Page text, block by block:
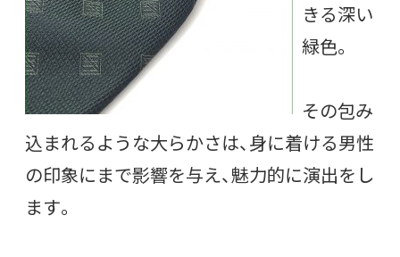
きる深い
緑色。
その包み
込まれるような大らかさは、身に着ける男性
の印象にまで影響を与え、魅力的に演出をし
ます。